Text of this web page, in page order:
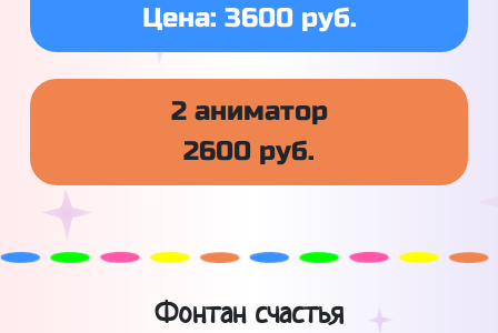
Цена: 3600 руб.
2 аниматор
2600 руб.
Фонтан счастья